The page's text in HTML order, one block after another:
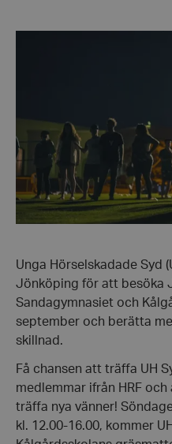
Unga Hörselskadade Syd
Jönköping för att besöka
Sandagymnasiet och
september och berätta
skillnad.
Få chansen att träffa UH
medlemmar ifrån HRF
träffa nya vänner!
kl. 12.00-16.00, kommer